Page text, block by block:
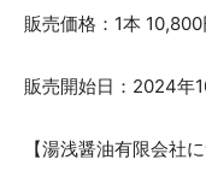
販売価格：1本 10,800
販売開始日：2024年
【湯浅醤油有限会社に